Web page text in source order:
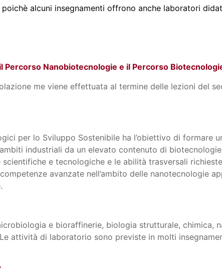
alcuni insegnamenti offrono anche laboratori
Nanobiotecnologie e il Percorso
me viene effettuata al termine delle lezioni del
per lo Sviluppo Sostenibile ha l’obiettivo di formare
industriali da un elevato contenuto di
e tecnologiche e le abilità trasversali
avanzate nell’ambito delle nanotecnologie
e bioraffinerie, biologia strutturale, chimica,
attività di laboratorio sono previste in molti